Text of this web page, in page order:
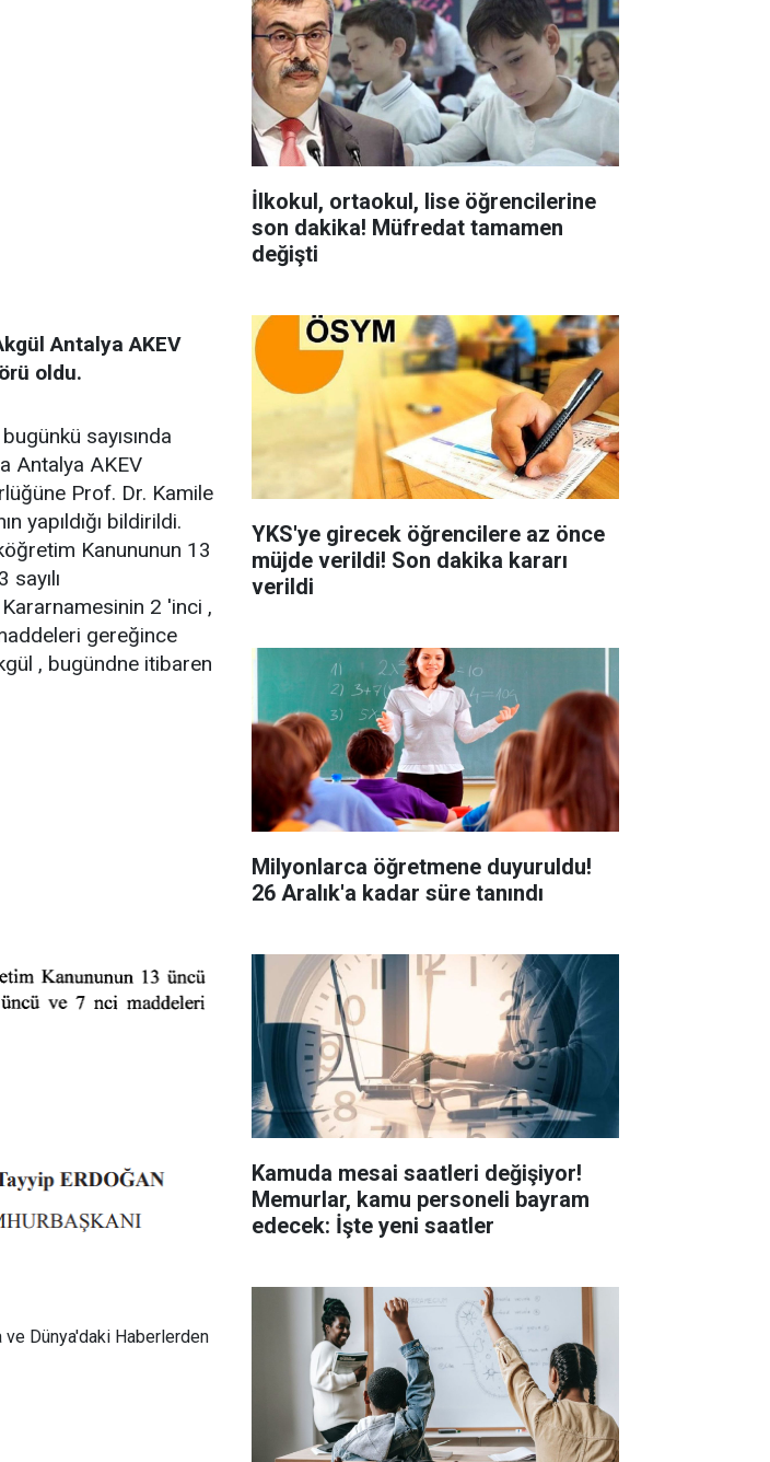
Antalya AKEV
oldu.
sayısında
Antalya AKEV
Prof. Dr. Kamile
yapıldığı bildirildi.
Kanununun 13
Kararnamesinin 2 'inci ,
gereğince
, bugündne itibaren
ve Dünya'daki Haberlerden
İlkokul, ortaokul, lise öğrencilerine
son dakika! Müfredat tamamen
değişti
YKS'ye girecek öğrencilere az önce
müjde verildi! Son dakika kararı
verildi
Milyonlarca öğretmene duyuruldu!
26 Aralık'a kadar süre tanındı
Kamuda mesai saatleri değişiyor!
Memurlar, kamu personeli bayram
edecek: İşte yeni saatler